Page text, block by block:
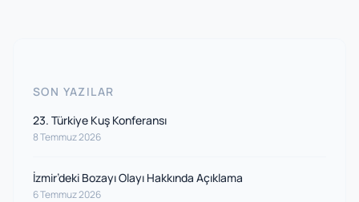
SON YAZILAR
23. Türkiye Kuş Konferansı
8 Temmuz 2026
İzmir’deki Bozayı Olayı Hakkında Açıklama
6 Temmuz 2026